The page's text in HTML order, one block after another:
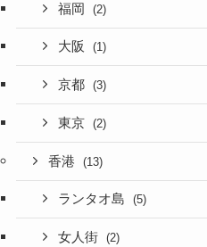
福岡 (2)
大阪 (1)
京都 (3)
東京 (2)
香港 (13)
ランタオ島 (5)
女人街 (2)